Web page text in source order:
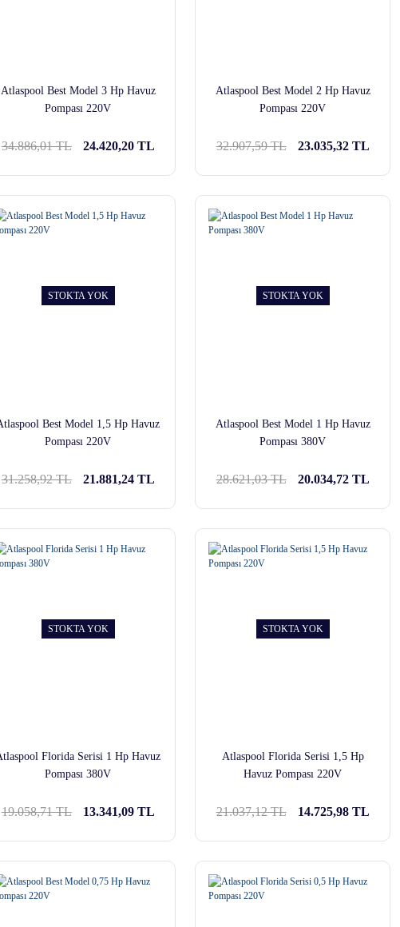
Atlaspool Best Model 3 Hp Havuz
Pompası 220V
34.886,01 TL 24.420,20 TL
Atlaspool Best Model 2 Hp Havuz
Pompası 220V
32.907,59 TL 23.035,32 TL
STOKTA YOK
Best Model 1,5 Hp Havuz
Pompası 220V
31.258,92 TL 21.881,24 TL
STOKTA YOK
Atlaspool Best Model 1 Hp Havuz
Pompası 380V
28.621,03 TL 20.034,72 TL
STOKTA YOK
Florida Serisi 1 Hp Havuz
Pompası 380V
19.058,71 TL 13.341,09 TL
STOKTA YOK
Atlaspool Florida Serisi 1,5 Hp
Havuz Pompası 220V
21.037,12 TL 14.725,98 TL